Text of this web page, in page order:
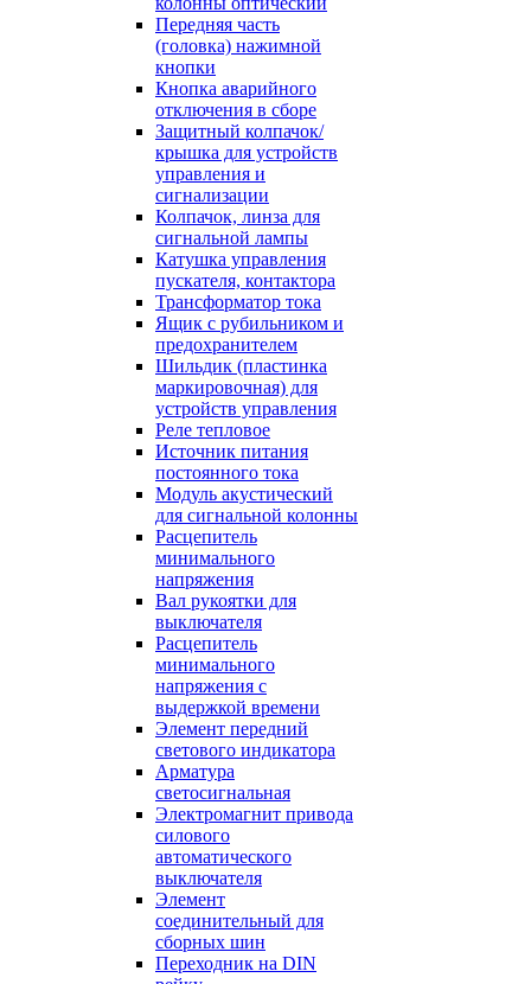
Передняя часть
(головка) нажимной
кнопки
Кнопка аварийного
отключения в сборе
Защитный колпачок/
крышка для устройств
управления и
сигнализации
Колпачок, линза для
сигнальной лампы
Катушка управления
пускателя, контактора
Трансформатор тока
Ящик с рубильником и
предохранителем
Шильдик (пластинка
маркировочная) для
устройств управления
Реле тепловое
Источник питания
постоянного тока
Модуль акустический
для сигнальной колонны
Расцепитель
минимального
напряжения
Вал рукоятки для
выключателя
Расцепитель
минимального
напряжения с
выдержкой времени
Элемент передний
светового индикатора
Арматура
светосигнальная
Электромагнит привода
силового
автоматического
выключателя
Элемент
соединительный для
сборных шин
Переходник на DIN